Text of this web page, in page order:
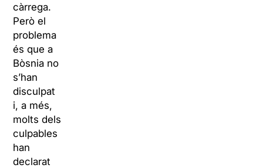
càrrega.
Però el
problema
és que a
Bòsnia no
s’han
disculpat
i, a més,
molts dels
culpables
han
declarat